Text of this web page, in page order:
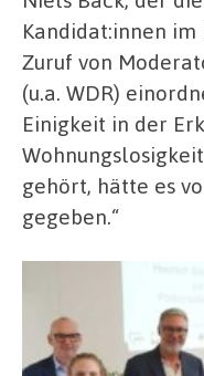
Kandidat:innen
Zuruf von
(u.a. WDR)
Einigkeit in der
gehört, hätte es
gegeben.“